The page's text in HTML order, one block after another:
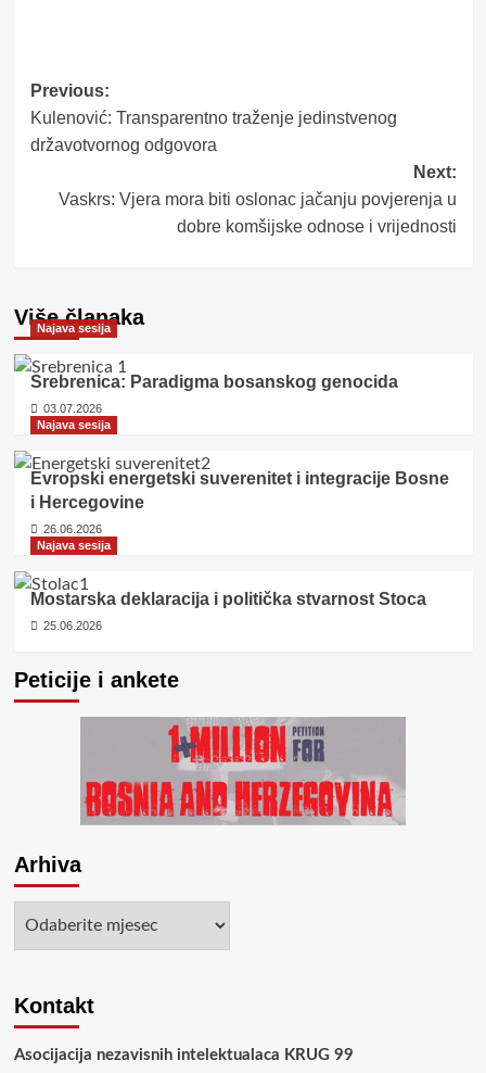
Post
navigation
Previous:
Kulenović: Transparentno traženje jedinstvenog
državotvornog odgovora
Next:
Vaskrs: Vjera mora biti oslonac jačanju povjerenja u
dobre komšijske odnose i vrijednosti
Više članaka
Najava sesija
Srebrenica: Paradigma bosanskog genocida
03.07.2026
Najava sesija
Evropski energetski suverenitet i integracije Bosne
i Hercegovine
26.06.2026
Najava sesija
Mostarska deklaracija i politička stvarnost Stoca
25.06.2026
Peticije i ankete
Arhiva
Kontakt
Asocijacija nezavisnih intelektualaca KRUG 99